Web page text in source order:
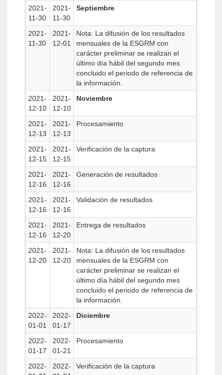
2021-
11-30
2021-
11-30
Septiembre
2021-
11-30
2021-
12-01
Nota: La difusión de los resultados
mensuales de la ESGRM con
carácter preliminar se realizan el
último día hábil del segundo mes
concluido el periodo de referencia de
la información.
2021-
12-10
2021-
12-10
Noviembre
2021-
12-13
2021-
12-13
Procesamiento
2021-
12-15
2021-
12-15
Verificación de la captura
2021-
12-16
2021-
12-16
Generación de resultados
2021-
12-16
2021-
12-16
Validación de resultados
2021-
12-16
2021-
12-20
Entrega de resultados
2021-
12-20
2021-
12-20
Nota: La difusión de los resultados
mensuales de la ESGRM con
carácter preliminar se realizan el
último día hábil del segundo mes
concluido el periodo de referencia de
la información.
2022-
01-01
2022-
01-17
Diciembre
2022-
01-17
2022-
01-21
Procesamiento
2022-
2022-
Verificación de la captura